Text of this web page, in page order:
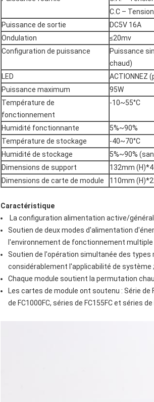
C.C –
Puissance de sortie
DC5V 16A
Ondulation
≤20mv
Configuration de puissance
Puissance
chaud)
LED
ACTIONNEZ
Puissance maximum
95W
Température de
fonctionnement
-10~55°C
Humidité fonctionnante
5%~90%
Température de stockage
-40~70°C
Humidité de stockage
5%~90%
Dimensions de support
132mm
Dimensions de carte de module
110mm
Caractéristique
La configuration alimentation active/
Soutien de deux modes d'alimentation
l'environnement de fonctionnement multiple
Soutien de l'opération simultanée des
considérablement l'applicabilité de système ;
Chaque module soutient la permutation
Les cartes de module ont soutenu : Série de
de FC1000FC, séries de FC155FC et séries de